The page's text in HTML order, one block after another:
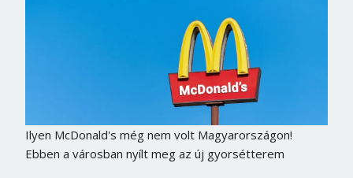
Ilyen McDonald's még nem volt Magyarországon!
Ebben a városban nyílt meg az új gyorsétterem